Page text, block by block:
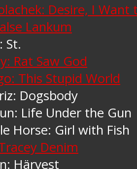
Desire, I
Lankum
St.
Rat Saw God
This Stupid World
Dogsbody
Life Under the Gun
Horse: Girl with Fish
Denim
Härvest